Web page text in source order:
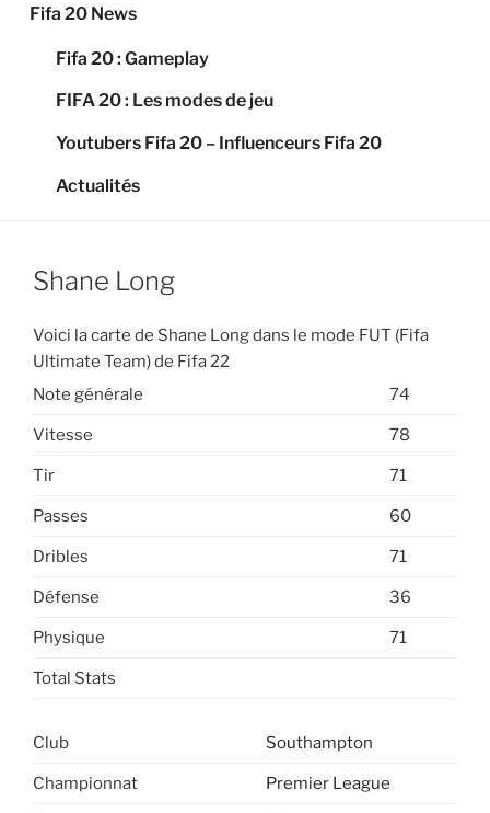
Fifa 20 News
Fifa 20 : Gameplay
FIFA 20 : Les modes de jeu
Youtubers Fifa 20 – Influenceurs Fifa 20
Actualités
Shane Long
Voici la carte de Shane Long dans le mode FUT (Fifa
Ultimate Team) de Fifa 22
Note générale
74
Vitesse 78
Tir 71
Passes 60
Dribles 71
Défense 36
Physique 71
Total Stats
Club Southampton
Championnat Premier League